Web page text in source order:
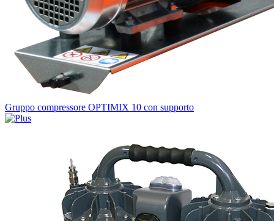
Gruppo compressore OPTIMIX 10 con supporto